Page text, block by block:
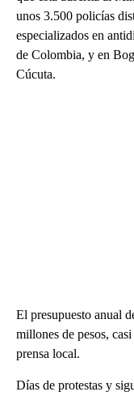
unos 3.500 policías
especializados en
de Colombia, y en
Cúcuta.
El presupuesto anual
millones de pesos,
prensa local.
Días de protestas y